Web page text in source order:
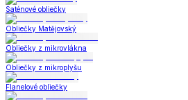
Saténové obliečky
Obliečky Matějovský
Obliečky z mikrovlákna
Obliečky z mikroplyšu
Flanelové obliečky